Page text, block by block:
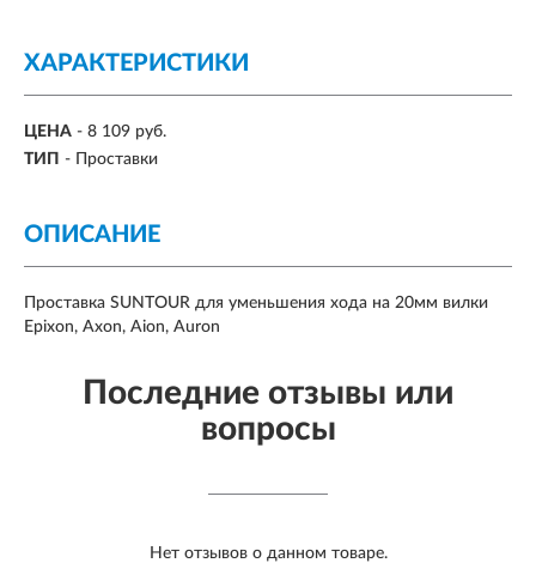
ХАРАКТЕРИСТИКИ
ЦЕНА - 8 109 руб.
ТИП - Проставки
ОПИСАНИЕ
Проставка SUNTOUR для уменьшения хода на 20мм вилки
Epixon, Axon, Aion, Auron
Последние отзывы или
вопросы
Нет отзывов о данном товаре.